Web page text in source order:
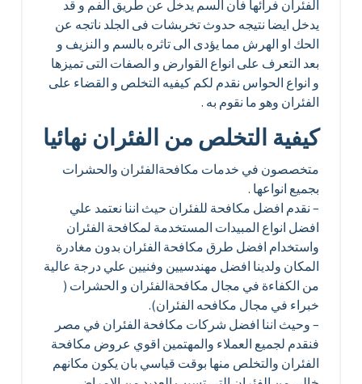
الفئران فرائها فان السم يدخل عن طريق الفم و قد
يدخل ايضا نتيجه حدوث تخربشات فى الجلد ناتجه عن
الحك او الهرش مما يؤدى الى تاثره بالسم و النزيف و
بعد التعرف على انواع القوارض و الصفات التى تميزها
و انواع الحواس نقدم لكم كيفيه التخلص و القضاء على
الفئران وهو ما نقوم به .
كيفية التخلص من الفئران نهائيا
متخصصون في خدمات مكافحةالفئران والحشرات
بجميع انواعها .
– نقدم افضل مكافحة للفئران حيث اننا نعتمد علي
افضل انواع المبيدات المستخدمة لمكافحة الفئران
واستخدام افضل طرق مكافحة الفئران بدون مغادرة
المكان ولدينا افضل مهندسيين وفنيين علي درجة عالية
من الكفاءة في مجال مكافحةالفئران و الحشرات (
خبراء في مجال مكافحه الفئران).
– وحيث اننا افضل شركات مكافحة الفئران في مصر
فنقدم لجميع العملاء والمهتمين اقوي عروض مكافحة
الفئران والتخلص منها بوقت قياسي بان يكون مكانهم